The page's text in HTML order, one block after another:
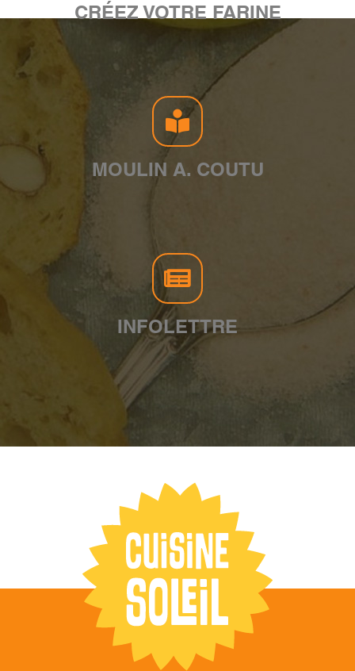
CRÉEZ VOTRE FARINE
MOULIN A. COUTU
INFOLETTRE